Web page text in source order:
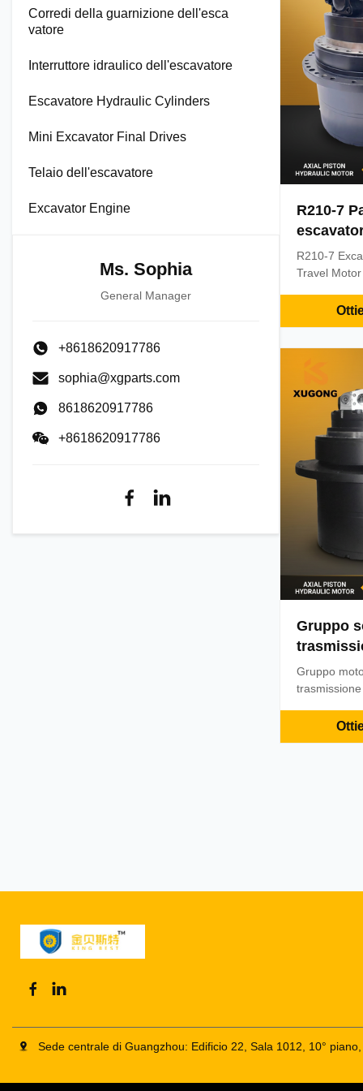
Corredi della guarnizione dell'esca
vatore
Interruttore idraulico dell'escavatore
Escavatore Hydraulic Cylinders
Mini Excavator Final Drives
Telaio dell'escavatore
Excavator Engine
Ms. Sophia
General Manager
+8618620917786
sophia@xgparts.com
8618620917786
+8618620917786
R210-7
viaggio
R210-7
Travel Motor
6month
Express:
Gruppo
GM35
Komatsu
Gruppo
PC200-6.
Sede centrale di Guangzhou: Edificio 22, Sala 1012, 10°